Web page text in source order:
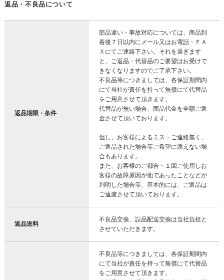
返品・不良品について
返品期限・条件
部品違い・事故対応については、商品到
着後７日以内にメール又はお電話・ＦＡ
Ｘにてご連絡下さい。それを過ぎます
と、ご返品・代替品のご要望はお受けで
きなくなりますのでご了承下さい。
不良品等につきましては、各保証期間内
にて当社が責任を持って無償にて代替品
をご用意させて頂きます。
代替品が無い場合、商品代金を全額ご返
金させて頂いております。
但し、お客様によるミス・ご連絡無く、
ご返品された場合等ご希望に添えない場
合もあります。
また、お客様のご都合・１回ご使用しお
客様の故障原因が他であったことなどが
判明した場合等、基本的には、ご返品は
ご遠慮させて頂いております。
返品送料
不良品交換、誤品配送交換は当社負担と
させていただきます。
不良品等につきましては、各保証期間内
にて当社が責任を持って無償にて代替品
をご用意させて頂きます。